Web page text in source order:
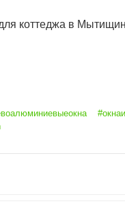
коттеджа в